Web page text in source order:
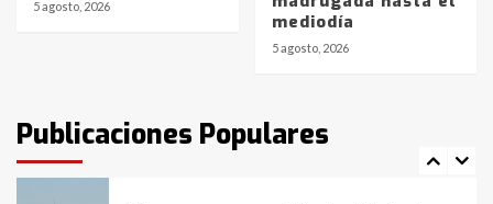
5 agosto, 2026
mediodía
5 agosto, 2026
Publicaciones Populares
fueron detenidos por
comercialización de drogas en la
tarde del sábado